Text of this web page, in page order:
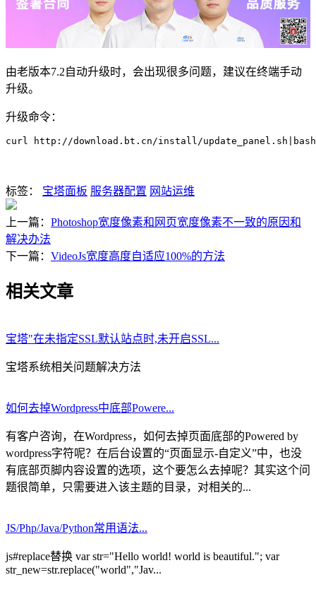
由老版本7.2自动升级时，会出现很多问题，建议在终端手动
升级。
升级命令：
curl http://download.bt.cn/install/update_panel.sh|bash
标签： 宝塔面板 服务器配置 网站运维
上一篇： Photoshop宽度像素和网页宽度像素不一致的原因和
解决办法
下一篇： VideoJs宽度高度自适应100%的方法
相关文章
宝塔"在未指定SSL默认站点时,未开启SSL...
宝塔系统相关问题解决方法
如何去掉Wordpress中底部Powere...
有客户咨询，在Wordpress，如何去掉页面底部的Powered by
wordpress字符呢？在后台设置的“页面显示-自定义”中，也没
有底部页脚内容设置的选项，这个要怎么去掉呢？其实这个问
题很简单，只需要进入该主题的目录，对相关的...
JS/Php/Java/Python常用语法...
js#replace替换 var str="Hello world! world is beautiful."; var
str_new=str.replace("world","Jav...